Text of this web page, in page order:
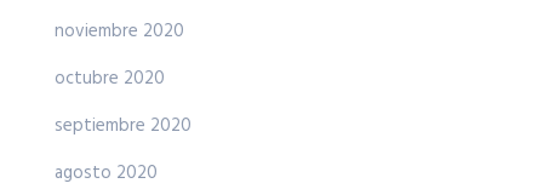
noviembre 2020
octubre 2020
septiembre 2020
agosto 2020